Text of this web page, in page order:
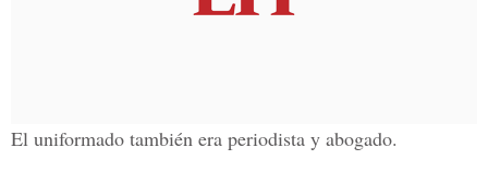
El uniformado también era periodista y abogado.